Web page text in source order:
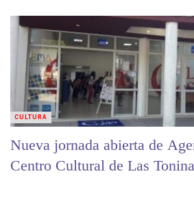
Nueva jornada abierta de
Centro Cultural de Las
CULTURA